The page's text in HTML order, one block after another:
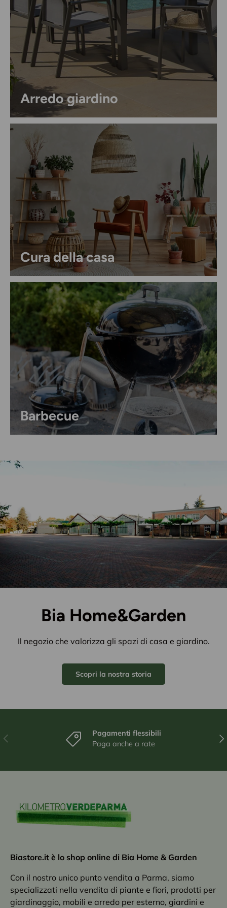
Arredo giardino
Cura della casa
Barbecue
Bia Home&Garden
Il negozio che valorizza gli spazi di casa e giardino.
Scopri la nostra storia
Indietro
Pagamenti flessibili
Paga anche a rate
Biastore.it è lo shop online di Bia Home & Garden
Con il nostro unico punto vendita a Parma, siamo
specializzati nella vendita di piante e fiori, prodotti per
giardinaggio, mobili e arredo per esterno, giardini e